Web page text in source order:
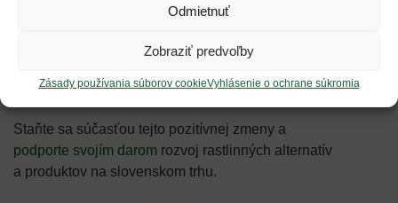
Odmietnuť
Zobraziť predvoľby
Zásady používania súborov cookieVyhlásenie o ochrane súkromia
naďalej prinášajú na slovenský trh kvalitné
stravovanie na Slovensku.
Staňte sa súčasťou tejto pozitívnej zmeny a
podporte svojím darom rozvoj rastlinných alternatív
a produktov na slovenskom trhu.